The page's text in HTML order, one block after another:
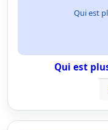
Qui est
Qui est